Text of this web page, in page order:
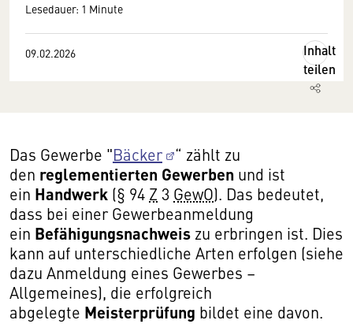
Lesedauer: 1 Minute
09.02.2026
Inhalt
teilen
Das Gewerbe "Bäcker
“ zählt zu
den reglementierten Gewerben und ist
ein Handwerk (§ 94 Z 3 GewO). Das bedeutet,
dass bei einer Gewerbeanmeldung
ein Befähigungsnachweis zu erbringen ist. Dies
kann auf unterschiedliche Arten erfolgen (siehe
dazu Anmeldung eines Gewerbes –
Allgemeines), die erfolgreich
abgelegte Meisterprüfung bildet eine davon.